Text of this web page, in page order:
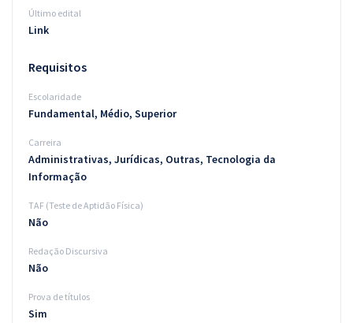
Último edital
Link
Requisitos
Escolaridade
Fundamental, Médio, Superior
Carreira
Administrativas, Jurídicas, Outras, Tecnologia da
Informação
TAF (Teste de Aptidão Física)
Não
Redação Discursiva
Não
Prova de títulos
Sim